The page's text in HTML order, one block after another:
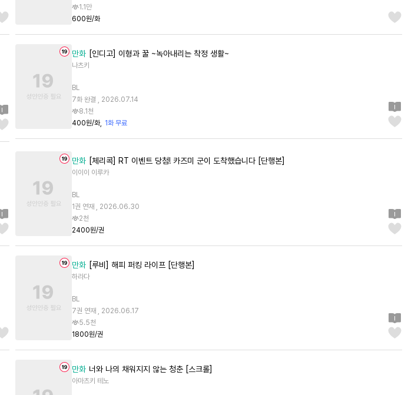
1.1만
600원/화
만화 [인디고] 이형과 꿀 ~녹아내리는 착정 생활~
나츠키
BL
7화 완결 , 2026.07.14
8.1천
400원/화
1화 무료
만화 [체리콕] RT 이벤트 당첨! 카즈미 군이 도착했습니다 [단행본]
이이이 이루카
BL
1권 연재 , 2026.06.30
2천
2400원/권
만화 [루비] 해피 퍼킹 라이프 [단행본]
하라다
BL
7권 연재 , 2026.06.17
5.5천
1800원/권
만화 너와 나의 채워지지 않는 청춘 [스크롤]
아마츠키 테노